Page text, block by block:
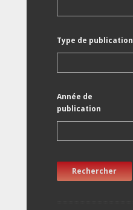
Type de publication
Année de
publication
Rechercher